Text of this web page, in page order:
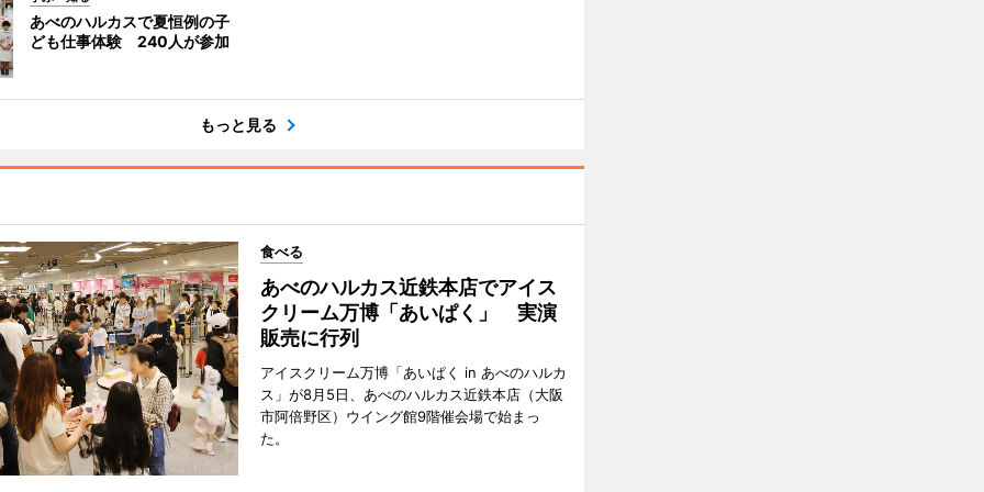
あべのハルカスで夏恒例の子
ども仕事体験 240人が参加
もっと見る
食べる
あべのハルカス近鉄本店でアイス
クリーム万博「あいぱく」 実演
販売に行列
アイスクリーム万博「あいぱく in あべのハルカ
ス」が8月5日、あべのハルカス近鉄本店（大阪
市阿倍野区）ウイング館9階催会場で始まっ
た。